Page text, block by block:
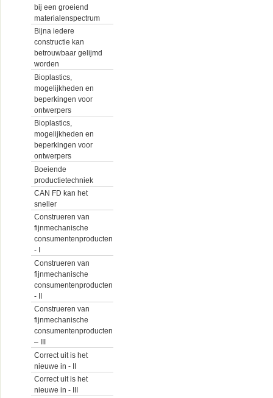
bij een groeiend
materialenspectrum
Bijna iedere
constructie kan
betrouwbaar gelijmd
worden
Bioplastics,
mogelijkheden en
beperkingen voor
ontwerpers
Bioplastics,
mogelijkheden en
beperkingen voor
ontwerpers
Boeiende
productietechniek
CAN FD kan het
sneller
Construeren van
fijnmechanische
consumentenproducten
- I
Construeren van
fijnmechanische
consumentenproducten
- II
Construeren van
fijnmechanische
consumentenproducten
– III
Correct uit is het
nieuwe in - II
Correct uit is het
nieuwe in - III